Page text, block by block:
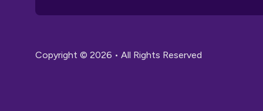
Copyright © 2026 • All Rights Reserved